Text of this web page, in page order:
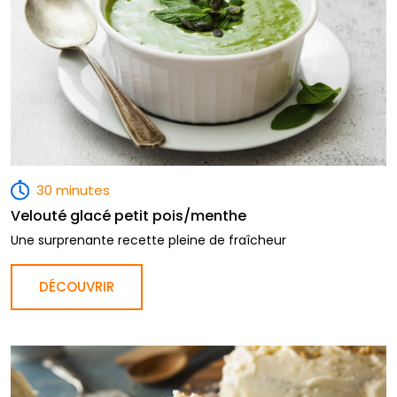
30 minutes
Velouté glacé petit pois/menthe
Une surprenante recette pleine de fraîcheur
DÉCOUVRIR